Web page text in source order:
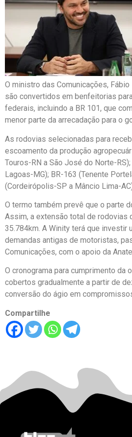
O ministro das Comunicações,
são convertidos em benfeitorias
federais, incluindo a BR 101, que
menor parte da arrecadação para o
As rodovias selecionadas para
escoamento da produção
Touros-RN a São José do Norte-
Lagoas-MG); BR-163 (Tenente
(Cordeirópolis-SP a Mâncio Lima-
O termo também prevê que o parte
Assim, a extensão total de rodovias
35.784km. A Winity terá que investir
demandas antigas de motoristas,
Comunicações, com o apoio da
O cronograma para cumprimento
cobertos gradualmente a partir de
conversão do ágio em
Compartilhe